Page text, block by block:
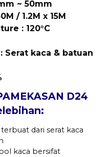
~ 50mm
/ 1.2M x 15M
: 120°C
Serat kaca & batuan
D24
dari serat kaca
kaca bersifat